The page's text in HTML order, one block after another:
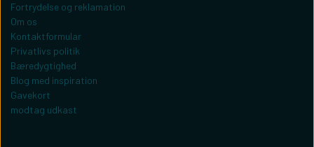
Fortrydelse og reklamation
Om os
Kontaktformular
Privatlivs politik
Bæredygtighed
Blog med inspiration
Gavekort
modtag udkast